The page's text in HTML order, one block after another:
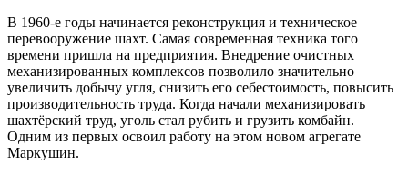
В 1960-е годы начинается реконструкция и техническое
перевооружение шахт. Самая современная техника того
времени пришла на предприятия. Внедрение очистных
механизированных комплексов позволило значительно
увеличить добычу угля, снизить его себестоимость, повысить
производительность труда. Когда начали механизировать
шахтёрский труд, уголь стал рубить и грузить комбайн.
Одним из первых освоил работу на этом новом агрегате
Маркушин.